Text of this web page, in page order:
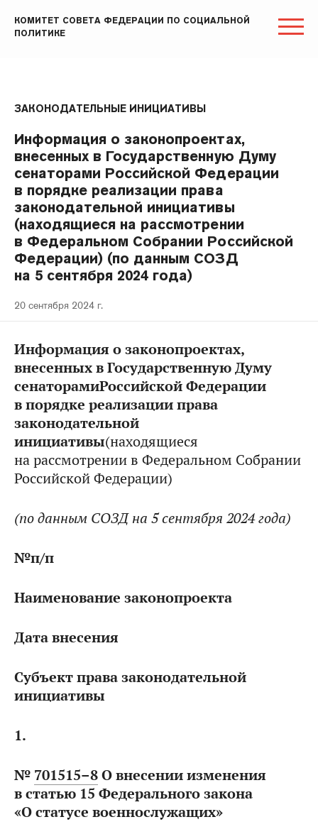
КОМИТЕТ СОВЕТА ФЕДЕРАЦИИ ПО СОЦИАЛЬНОЙ
ПОЛИТИКЕ
ЗАКОНОДАТЕЛЬНЫЕ ИНИЦИАТИВЫ
Информация о законопроектах,
внесенных в Государственную Думу
сенаторами Российской Федерации
в порядке реализации права
законодательной инициативы
(находящиеся на рассмотрении
в Федеральном Собрании Российской
Федерации) (по данным СОЗД
на 5 сентября 2024 года)
20 сентября 2024 г.
Информация о законопроектах,
внесенныхв Государственную Думу
сенаторамиРоссийскойФедерации
в порядке реализации права
законодательной
инициативы(находящиеся
на рассмотрении в Федеральном Собрании
Российской Федерации)
(по данным СОЗДна 5 сентября 2024 года)
№п/п
Наименование законопроекта
Дата внесения
Субъект права законодательной
инициативы
1.
№ 701515–8О внесении изменения
в статью 15 Федерального закона
«О статусе военнослужащих»